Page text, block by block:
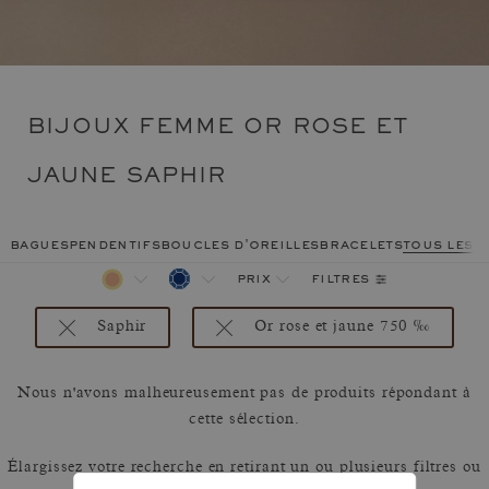
BIJOUX FEMME OR ROSE ET
JAUNE SAPHIR
baguespendentifsboucles d'oreillesbraceletstous les
prix filtres
Or rose et jaune 750 ‰
Saphir
Nous n'avons malheureusement pas de produits répondant à
cette sélection.
Élargissez votre recherche en retirant un ou plusieurs filtres ou